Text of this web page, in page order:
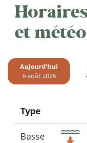
et météo
Aujourd'hui
6 août 2026
Type
Icon
Basse